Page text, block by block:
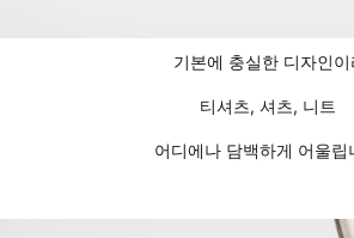
기본에 충실한 디자인이
티셔츠, 셔츠, 니트
어디에나 담백하게 어울립